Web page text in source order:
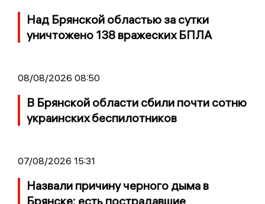
Над Брянской областью за сутки
уничтожено 138 вражеских БПЛА
08/08/2026 08:50
В Брянской области сбили почти сотню
украинских беспилотников
07/08/2026 15:31
Назвали причину черного дыма в
Брянске: есть пострадавшие